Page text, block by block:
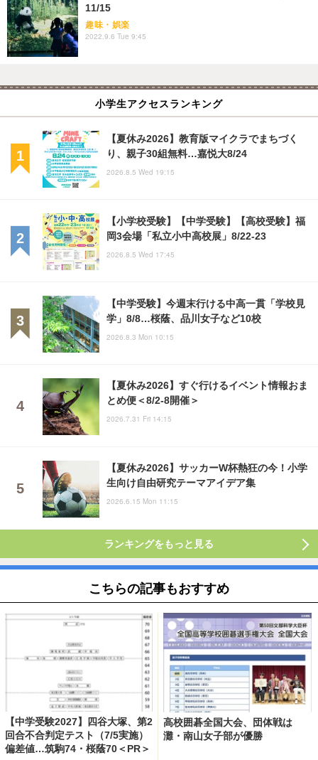
11/15
趣味・娯楽
2022.9.6 Tue 9:45
小学生アクセスランキング
【夏休み2026】教育版マイクラでまちづく
り、親子30組無料…嘉悦大8/24
2026.8.5 Wed 19:15
【小学校受験】【中学受験】【高校受験】福
岡3会場「私立小中高校展」8/22-23
2026.8.5 Wed 17:45
【中学受験】今週末行ける中高一貫「学校見
学」8/8…桜蔭、品川女子など10校
2026.8.3 Mon 10:15
【夏休み2026】すぐ行けるイベント情報おま
とめ便＜8/2-8開催＞
2026.7.31 Fri 14:15
【夏休み2026】サッカーW杯熱狂の今！小学
生向け自由研究テーマアイデア集
2026.6.15 Mon 11:15
ランキングをもっと見る
こちらの記事もおすすめ
【中学受験2027】四谷大塚、第2
回合不合判定テスト（7/5実施）
偏差値…筑駒74・桜蔭70＜PR＞
高校囲碁全国大会、団体戦は
灘・南山女子部が優勝